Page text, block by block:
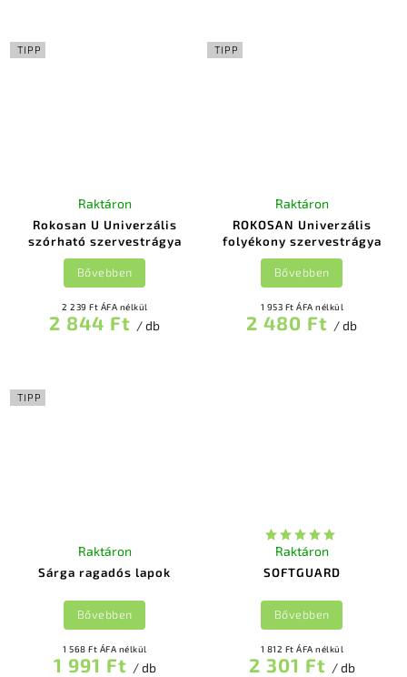
TIPP
Rokosan U Univerzális
szórható szervestrágya
Raktáron
2 239 Ft ÁFA nélkül
2 844 Ft / db
Bővebben
TIPP
ROKOSAN Univerzális
folyékony szervestrágya
Raktáron
1 953 Ft ÁFA nélkül
2 480 Ft / db
Bővebben
TIPP
Sárga ragadós lapok
Raktáron
1 568 Ft ÁFA nélkül
1 991 Ft / db
Bővebben
SOFTGUARD
Raktáron
1 812 Ft ÁFA nélkül
2 301 Ft / db
Bővebben